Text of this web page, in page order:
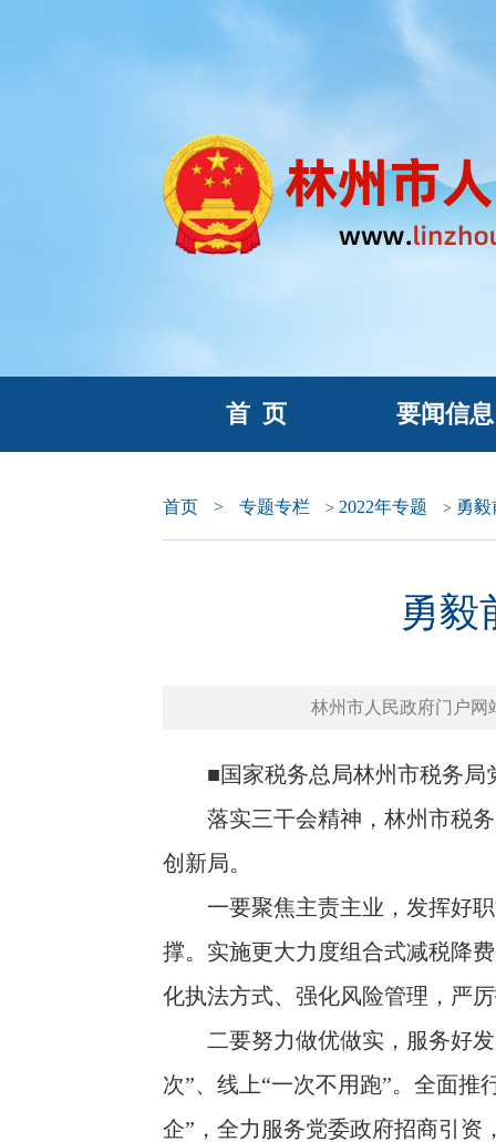
首 页 要闻信息
首页 > 专题专栏 > 2022年专题 > 勇
勇毅
林州市人民政府门户网
■国家税务总局林州市税务局
落实三干会精神，林州市税务
创新局。
一要聚焦主责主业，发挥好职
撑。实施更大力度组合式减税降
化执法方式、强化风险管理，严
二要努力做优做实，服务好发
次”、线上“一次不用跑”。全面推
企”，全力服务党委政府招商引资